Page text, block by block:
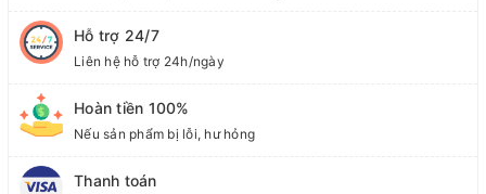
hưởng hệ tiêu hóa non nớt của bé
100% thực vật, đạt chuẩn hữu cơ Châu Âu – Mỹ – Nhật
- Được chế biến bằng công nghệ cô đặc chân không, giữ
nguyên dưỡng chất & bảo quản lâu
Hỗ trợ 24/7
Liên hệ hỗ trợ 24h/ngày
Hoàn tiền 100%
Nếu sản phẩm bị lỗi, hư hỏng
Thanh toán